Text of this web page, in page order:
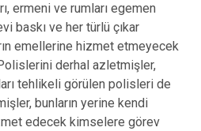
ermeni ve rumları egemen
baskı ve her türlü çıkar
emellerine hizmet etmeyecek
derhal azletmişler,
tehlikeli görülen polisleri de
bunların yerine kendi
edecek kimselere görev